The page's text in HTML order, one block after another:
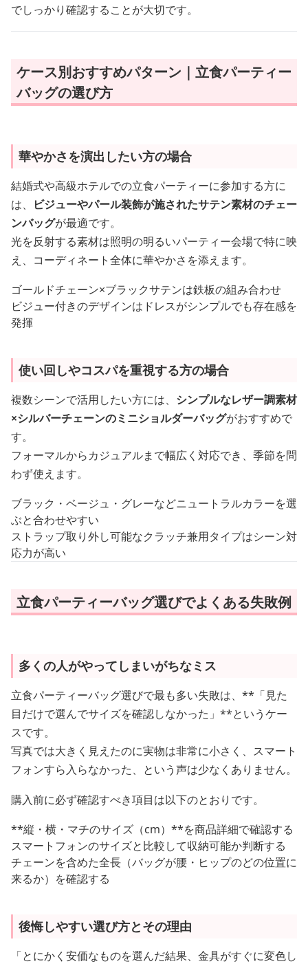
でしっかり確認することが大切です。
ケース別おすすめパターン｜立食パーティー
バッグの選び方
華やかさを演出したい方の場合
結婚式や高級ホテルでの立食パーティーに参加する方に
は、
ビジューやパール装飾が施されたサテン素材のチェー
ンバッグが最適です。
光を反射する素材は照明の明るいパーティー会場で特に映
え、コーディネート全体に華やかさを添えます。
ゴールドチェーン×ブラックサテンは鉄板の組み合わせ
ビジュー付きのデザインはドレスがシンプルでも存在感を
発揮
使い回しやコスパを重視する方の場合
複数シーンで活用したい方には、 シンプルなレザー調素材
×シルバーチェーンのミニショルダーバッグがおすすめで
す。
フォーマルからカジュアルまで幅広く対応でき、季節を問
わず使えます。
ブラック・ベージュ・グレーなどニュートラルカラーを選
ぶと合わせやすい
ストラップ取り外し可能なクラッチ兼用タイプはシーン対
応力が高い
立食パーティーバッグ選びでよくある失敗例
多くの人がやってしまいがちなミス
立食パーティーバッグ選びで最も多い失敗は、**「見た
目だけで選んでサイズを確認しなかった」**というケー
スです。
写真では大きく見えたのに実物は非常に小さく、スマート
フォンすら入らなかった、という声は少なくありません。
購入前に必ず確認すべき項目は以下のとおりです。
**縦・横・マチのサイズ（cm）**を商品詳細で確認する
スマートフォンのサイズと比較して収納可能か判断する
チェーンを含めた全長（バッグが腰・ヒップのどの位置に
来るか）を確認する
後悔しやすい選び方とその理由
「とにかく安価なものを選んだ結果、金具がすぐに変色し